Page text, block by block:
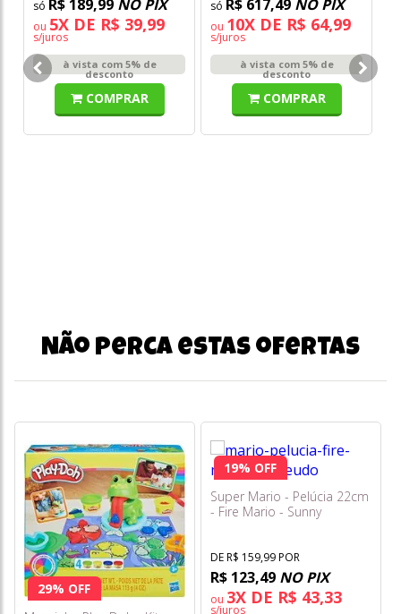
R$ 189,99 NO PIX
ou 5X DE R$ 39,99
s/juros
à vista com 5% de
desconto
COMPRAR
R$ 617,49 NO PIX
ou 10X DE R$ 64,99
s/juros
à vista com 5% de
desconto
COMPRAR
Não perca estas ofertas
29% OFF
19% OFF
Super Mario - Pelúcia 22cm
- Fire Mario - Sunny
DE R$ 159,99 POR
R$ 123,49 NO PIX
ou 3X DE R$ 43,33
s/juros